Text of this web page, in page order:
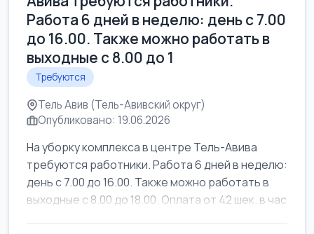
Работа 6 дней в неделю: день с 7.00
до 16.00. Также можно работать в
выходные с 8.00 до 1
Требуются
Тель Авив (Тель-Авивский округ)
Опубликовано: 19.06.2026
На уборку комплекса в центре Тель-Авива
требуются работники. Работа 6 дней в неделю:
день с 7.00 до 16.00. Также можно работать в
выходные с 8.00 до 18.00. Оплата от 42 шек. в час